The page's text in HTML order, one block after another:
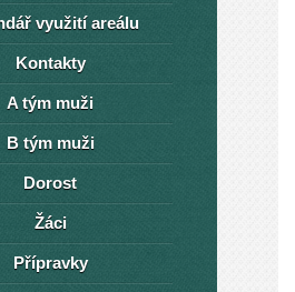
využití areálu
Kontakty
A tým muži
B tým muži
Dorost
Žáci
Přípravky